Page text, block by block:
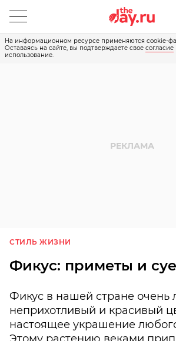
На информационном ресурсе применяются cookie-
Оставаясь на сайте, вы подтверждаете свое согласие
использование.
СТИЛЬ ЖИЗНИ
Фикус: приметы и
Фикус в нашей стране очень
неприхотливый и красивый
настоящее украшение